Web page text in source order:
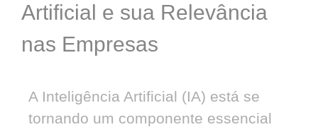
Artificial e sua Relevância
nas Empresas
A Inteligência Artificial (IA) está se
tornando um componente essencial